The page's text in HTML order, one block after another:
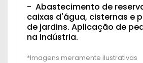
- Abastecimento de
caixas d'água, cisternas e
de jardins. Aplicação de
na indústria.